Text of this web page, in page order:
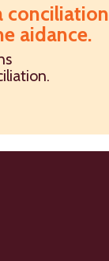
conciliation
aidance.